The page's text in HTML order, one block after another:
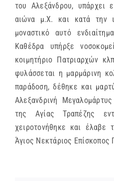
του Αλεξάνδρου, υπάρχει
αιώνα μ.Χ. και κατά την
μοναστικό αυτό
Καθέδρα υπήρξε
κοιμητήριο Πατριαρχών
φυλάσσεται η μαρμάρινη
παράδοση, δέθηκε και
Αλεξανδρινή
της Αγίας Τραπέζης
χειροτονήθηκε και
Άγιος Νεκτάριος